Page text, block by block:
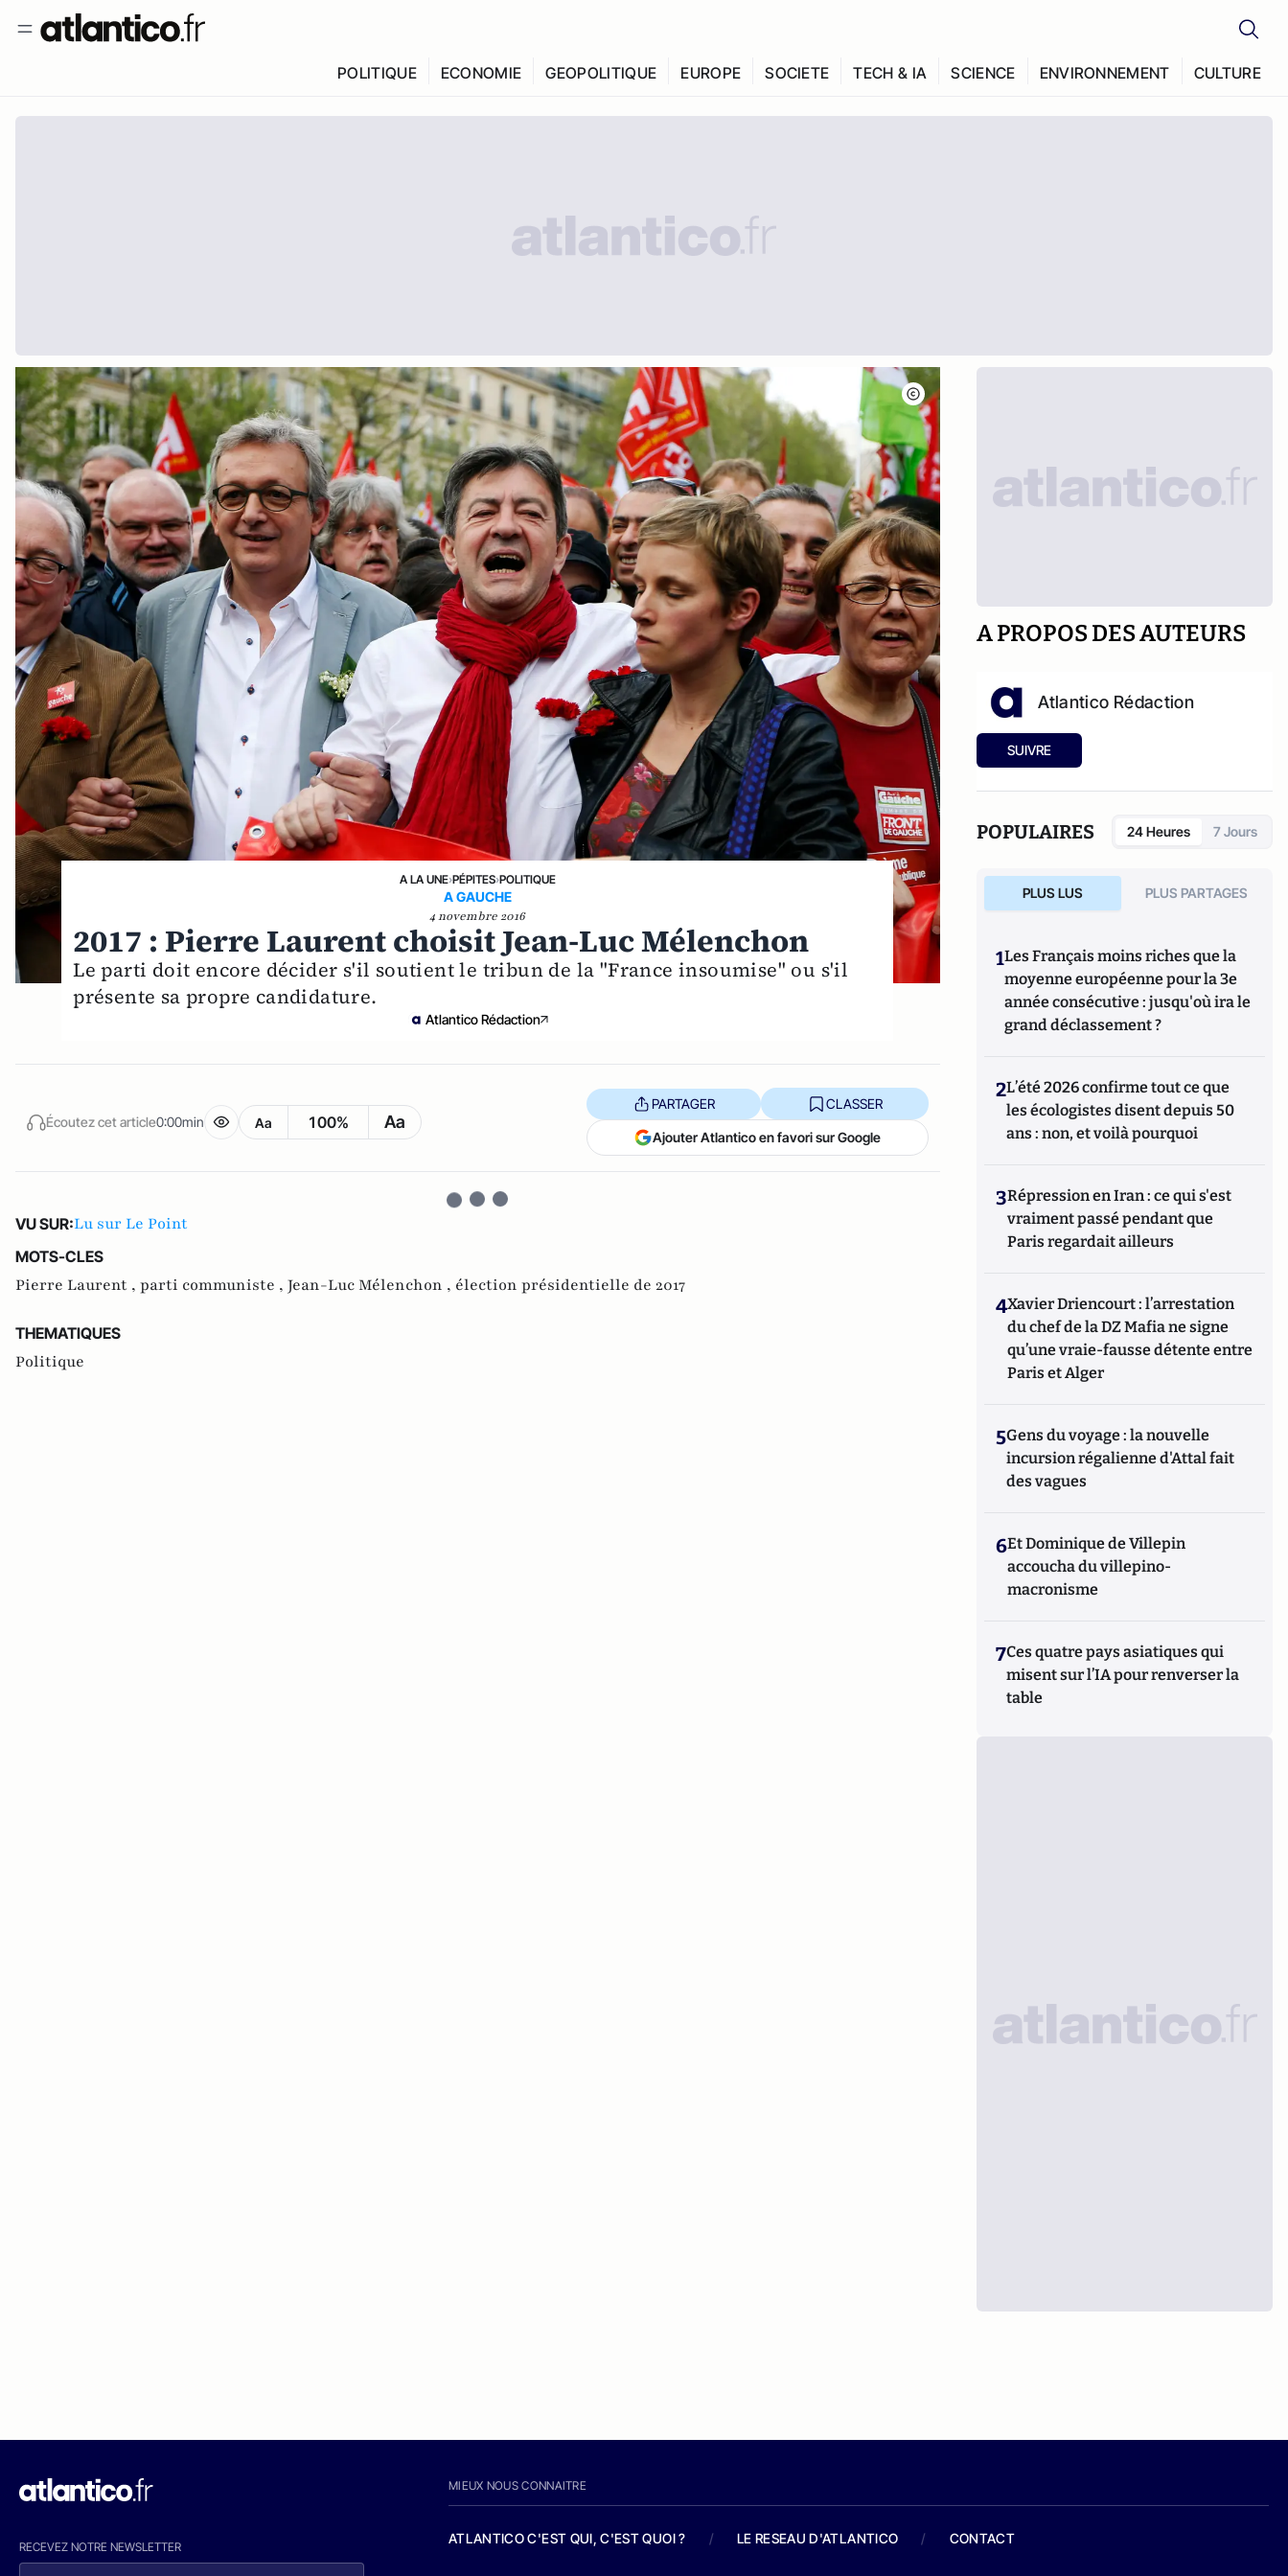
POLITIQUE ECONOMIE GEOPOLITIQUE EUROPE SOCIETE TECH & IA SCIENCE ENVIRONNEMENT CULTURE
A LA UNE›PÉPITES›POLITIQUE
A GAUCHE
4 novembre 2016
2017 : Pierre Laurent choisit Jean-Luc Mélenchon
Le parti doit encore décider s'il soutient le tribun de la "France insoumise" ou s'il
présente sa propre candidature.
Atlantico Rédaction
Écoutez cet article0:00min Aa 100% Aa
PARTAGER CLASSER
Ajouter Atlantico en favori sur Google
VU SUR:Lu sur Le Point
MOTS-CLES
Pierre Laurent , parti communiste , Jean-Luc Mélenchon , élection présidentielle de 2017
THEMATIQUES
Politique
A PROPOS DES AUTEURS
Atlantico Rédaction
SUIVRE
POPULAIRES 24 Heures 7 Jours
PLUS LUS PLUS PARTAGES
1Les Français moins riches que la
moyenne européenne pour la 3e
année consécutive : jusqu'où ira le
grand déclassement ?
2L’été 2026 confirme tout ce que
les écologistes disent depuis 50
ans : non, et voilà pourquoi
3Répression en Iran : ce qui s'est
vraiment passé pendant que
Paris regardait ailleurs
4Xavier Driencourt : l’arrestation
du chef de la DZ Mafia ne signe
qu’une vraie-fausse détente entre
Paris et Alger
5Gens du voyage : la nouvelle
incursion régalienne d'Attal fait
des vagues
6Et Dominique de Villepin
accoucha du villepino-
macronisme
7Ces quatre pays asiatiques qui
misent sur l’IA pour renverser la
table
RECEVEZ NOTRE NEWSLETTER
MIEUX NOUS CONNAITRE
ATLANTICO C'EST QUI, C'EST QUOI ? / LE RESEAU D'ATLANTICO / CONTACT